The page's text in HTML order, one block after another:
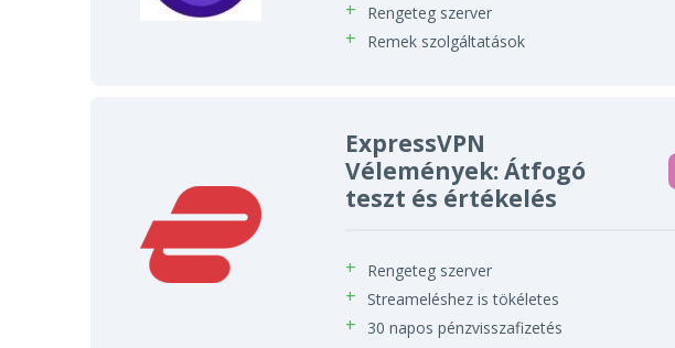
Rengeteg szerver
Remek szolgáltatások
ExpressVPN
Vélemények: Átfogó
teszt és értékelés
Rengeteg szerver
Streameléshez is tökéletes
30 napos pénzvisszafizetés